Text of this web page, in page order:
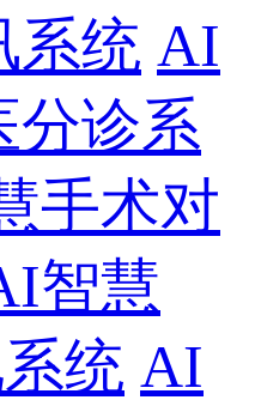
系统 AI
分诊系
手术对
智慧
统 AI